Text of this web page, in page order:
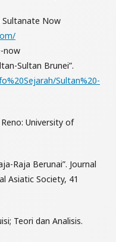
Sultanate Now
now
Sultan Brunei”.
Sultan%20-
University of
Raja Berunai”. Journal
Asiatic Society, 41
Teori dan Analisis.